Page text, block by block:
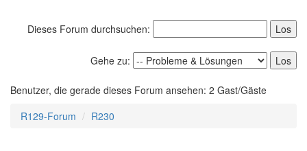
Dieses Forum durchsuchen:
Gehe zu:
Benutzer, die gerade dieses Forum ansehen: 2 Gast/Gäste
R129-Forum
R230